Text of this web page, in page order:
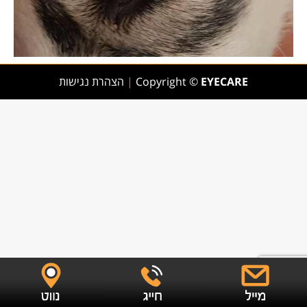
Copyright © EYECARE
| הצהרת נגישות